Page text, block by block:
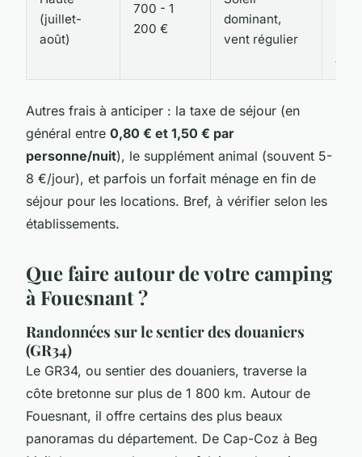
(juillet-
août)
700 - 1
200 €
dominant,
vent régulier
Autres frais à anticiper : la taxe de séjour (en
général entre 0,80 € et 1,50 € par
personne/nuit), le supplément animal (souvent 5-
8 €/jour), et parfois un forfait ménage en fin de
séjour pour les locations. Bref, à vérifier selon les
établissements.
Que faire autour de votre camping
à Fouesnant ?
Randonnées sur le sentier des douaniers
(GR34)
Le GR34, ou sentier des douaniers, traverse la
côte bretonne sur plus de 1 800 km. Autour de
Fouesnant, il offre certains des plus beaux
panoramas du département. De Cap-Coz à Beg